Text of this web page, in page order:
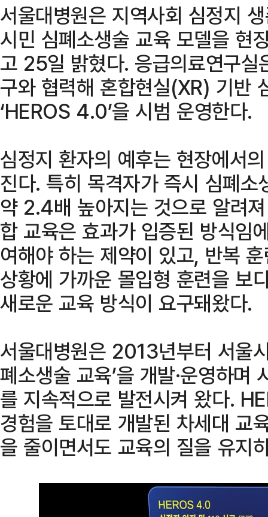
서울대병원은 지역사회 심정지
시민 심폐소생술 교육 모델을 현
고 25일 밝혔다. 응급의료연구
구와 협력해 혼합현실(XR) 기반
‘HEROS 4.0’을 시범 운영한다.
심정지 환자의 예후는 현장에서
진다. 특히 목격자가 즉시 심폐
약 2.4배 높아지는 것으로 알려
합 교육은 효과가 입증된 방식임
여해야 하는 제약이 있고, 반복
상황에 가까운 몰입형 훈련을 보
새로운 교육 방식이 요구돼왔다.
서울대병원은 2013년부터 서울
폐소생술 교육’을 개발·운영하
를 지속적으로 발전시켜 왔다.
경험을 토대로 개발된 차세대 교
을 줄이면서도 교육의 질을 유지